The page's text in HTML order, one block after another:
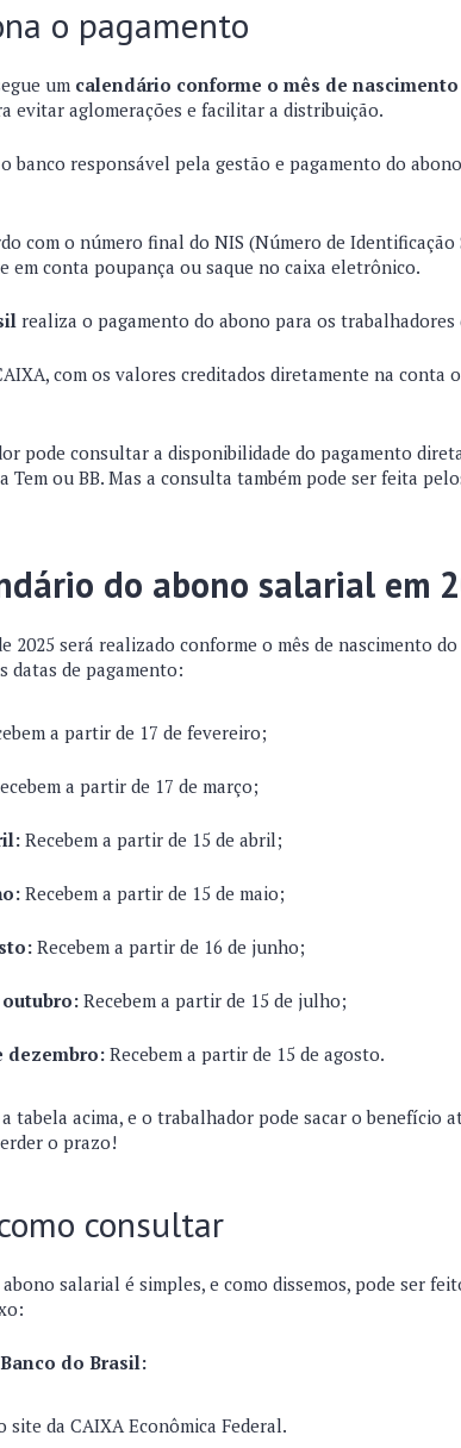
o pagamento
um calendário conforme o mês de
evitar aglomerações e facilitar a distribuição.
banco responsável pela gestão e pagamento do
com o número final do NIS (Número de Identificação
em conta poupança ou saque no caixa eletrônico.
realiza o pagamento do abono para os trabalhadores
com os valores creditados diretamente na conta
pode consultar a disponibilidade do pagamento
Tem ou BB. Mas a consulta também pode ser feita
do abono salarial em
2025 será realizado conforme o mês de nascimento
datas de pagamento:
a partir de 17 de fevereiro;
a partir de 17 de março;
Recebem a partir de 15 de abril;
Recebem a partir de 15 de maio;
Recebem a partir de 16 de junho;
Recebem a partir de 15 de julho;
dezembro:Recebem a partir de 15 de agosto.
tabela acima, e o trabalhador pode sacar o benefício
o prazo!
consultar
salarial é simples, e como dissemos, pode ser
do Brasil:
site da CAIXA Econômica Federal.